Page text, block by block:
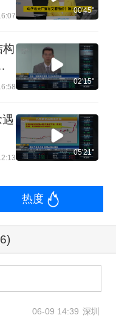
00'45''
构
02'15''
05'21''
热度
06-09 14:39 深圳